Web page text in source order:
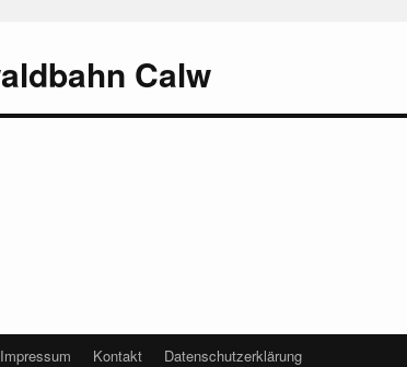
Calw
Impressum Kontakt Datenschutzerklärung